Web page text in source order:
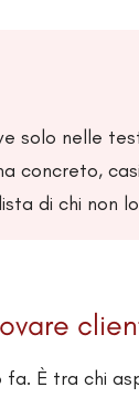
solo nelle
concreto,
di chi non
È tra chi